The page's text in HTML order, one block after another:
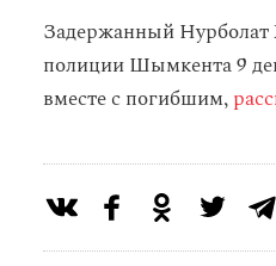
Задержанный
полиции Шымкента 9
вместе с погибшим,